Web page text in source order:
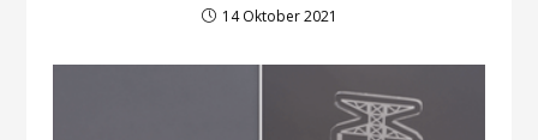
14 Oktober 2021